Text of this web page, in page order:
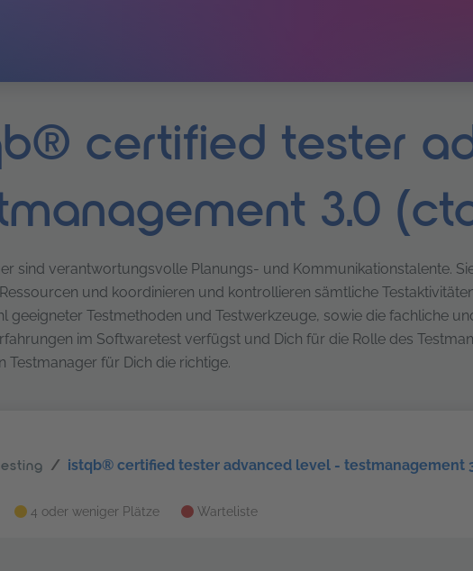
certified tester
3.0
sind verantwortungsvolle Planungs- und Kommunikationstalente.
und koordinieren und kontrollieren sämtliche
geeigneter Testmethoden und Testwerkzeuge, sowie die fachliche
im Softwaretest verfügst und Dich für die Rolle des
Testmanager für Dich die richtige.
istqb® certified tester advanced level - testmanagement
4 oder weniger Plätze Warteliste